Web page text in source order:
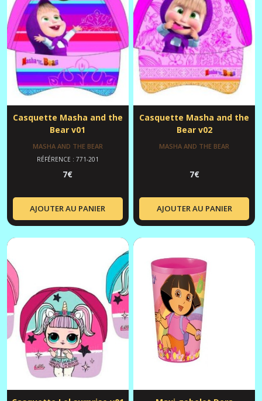
Casquette Masha and the
Bear v01
MASHA AND THE BEAR
RÉFÉRENCE : 771-201
7€
AJOUTER AU PANIER
Casquette Masha and the
Bear v02
MASHA AND THE BEAR
7€
AJOUTER AU PANIER